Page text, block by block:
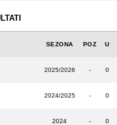
SEZONA POZ U
2025/2026 - 0
2024/2025 - 0
2024 - 0